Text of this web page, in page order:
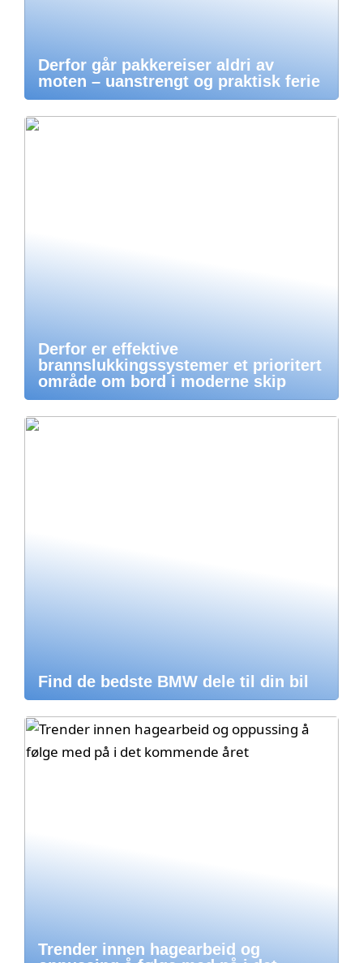
Derfor går pakkereiser aldri av
moten – uanstrengt og praktisk ferie
Derfor er effektive
brannslukkingssystemer et prioritert
område om bord i moderne skip
Find de bedste BMW dele til din bil
Trender innen hagearbeid og